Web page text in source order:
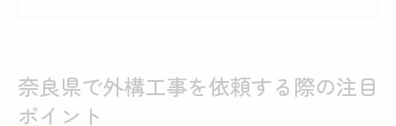
外構工事の無料見積もり活用で費用の不安
を解消
奈良県で外構工事を依頼する際の注目
ポイント